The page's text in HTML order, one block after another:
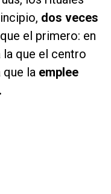
dos veces
el primero: en
la que el centro
que la emplee